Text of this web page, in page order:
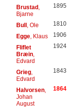
Brustad,
Bjarne
1895
Bull, Ole 1810
Egge, Klaus 1906
Fliflet
Bræin,
Edvard
1924
Grieg,
Edvard
1843
Halvorsen,
Johan
August
1864